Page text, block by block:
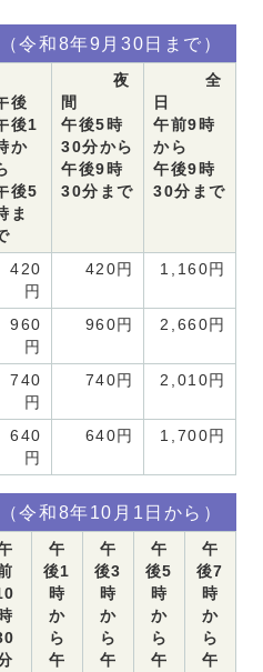
令和8年9月30日まで）
後
後1
か
後5
ま
夜
間
午後5時
30分から
午後9時
30分まで
全
日
午前9時
から
午後9時
30分まで
420
円
420円 1,160円
960
円
960円 2,660円
740
円
740円 2,010円
640
円
640円 1,700円
令和8年10月1日から）
午
後1
時
か
ら
午
午
後3
時
か
ら
午
午
後5
時
か
ら
午
午
後7
時
か
ら
午